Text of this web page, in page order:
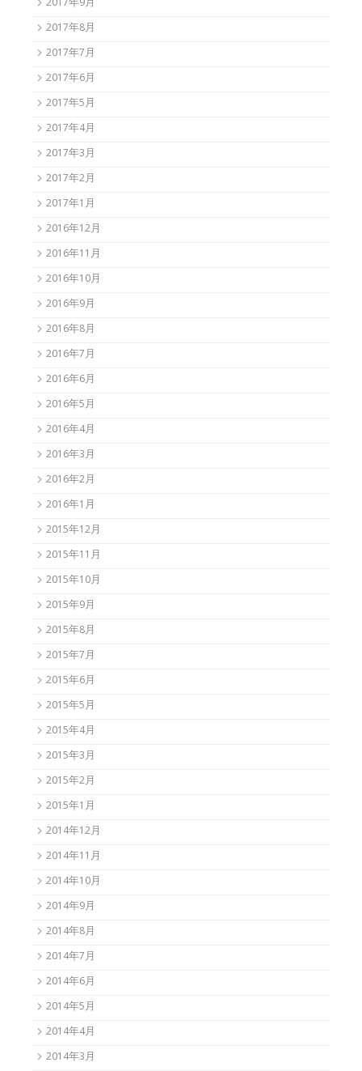
2017年9月
2017年8月
2017年7月
2017年6月
2017年5月
2017年4月
2017年3月
2017年2月
2017年1月
2016年12月
2016年11月
2016年10月
2016年9月
2016年8月
2016年7月
2016年6月
2016年5月
2016年4月
2016年3月
2016年2月
2016年1月
2015年12月
2015年11月
2015年10月
2015年9月
2015年8月
2015年7月
2015年6月
2015年5月
2015年4月
2015年3月
2015年2月
2015年1月
2014年12月
2014年11月
2014年10月
2014年9月
2014年8月
2014年7月
2014年6月
2014年5月
2014年4月
2014年3月